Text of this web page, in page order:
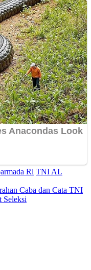
Rl TNI AL
Caba dan Cata TNI
Seleksi